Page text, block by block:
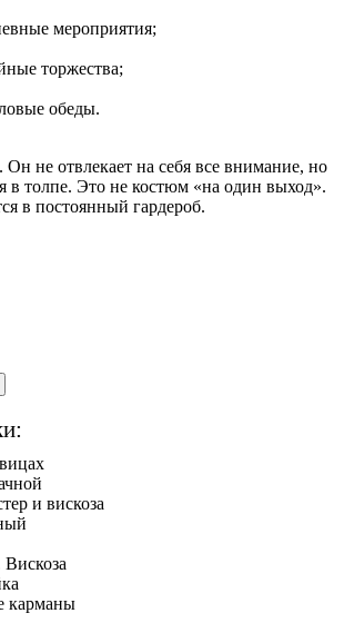
мероприятия;
торжества;
обеды.
не отвлекает на себя все внимание, но
в толпе. Это не костюм «на один выход».
в постоянный гардероб.
и вискоза
карманы